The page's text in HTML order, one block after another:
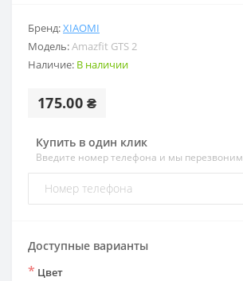
Бренд:XIAOMI
Модель:Amazfit GTS 2
Наличие: В наличии
175.00 ₴
Купить в один клик
Введите номер телефона и мы перезвоним
Доступные варианты
* Цвет